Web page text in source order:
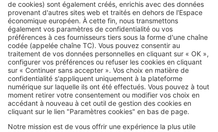
Vous plantez une haie ? Ces
essences peuvent vous éviter
bien des problèmes avec le
voisinage
SeLoger c'est aussi